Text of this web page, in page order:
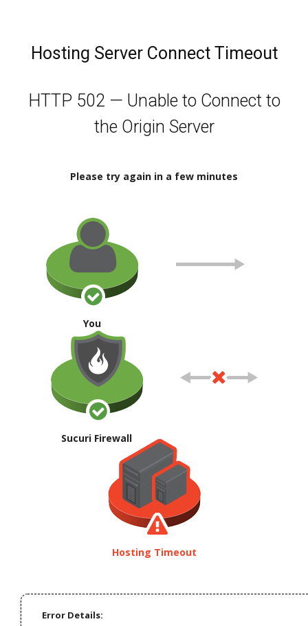
Hosting Server Connect Timeout
HTTP 502 — Unable to Connect to
the Origin Server
Please try again in a few minutes
You
Sucuri Firewall
Hosting Timeout
Error Details: